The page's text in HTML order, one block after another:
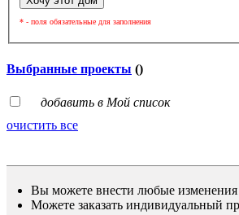
* - поля обязательные для заполнения
Выбранные проекты ()
добавить в Мой список
очистить все
Вы можете внести любые изменения
Можете заказать индивидуальный